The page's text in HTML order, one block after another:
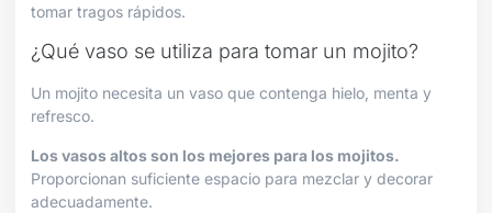
tomar tragos rápidos.
¿Qué vaso se utiliza para tomar un mojito?
Un mojito necesita un vaso que contenga hielo, menta y
refresco.
Los vasos altos son los mejores para los mojitos.
Proporcionan suficiente espacio para mezclar y decorar
adecuadamente.